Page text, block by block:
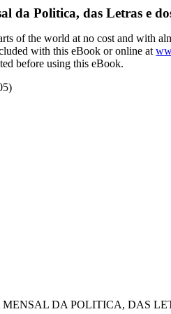
da Politica, das Letras e
of the world at no cost and with
with this eBook or online at
before using this eBook.
DA POLITICA, DAS